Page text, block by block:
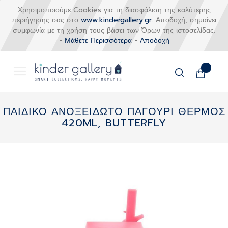
Χρησιμοποιούμε Cookies για τη διασφάλιση της καλύτερης
περιήγησης σας στο www.kindergallery.gr. Αποδοχή, σημαίνει
συμφωνία με τη χρήση τους βάσει των Όρων της ιστοσελίδας.
- Μάθετε Περισσότερα- Αποδοχή
Το
στο
περιεχόμενο
ΠΑΙΔΙΚΟ ΑΝΟΞΕΙΔΩΤΟ ΠΑΓΟΥΡΙ ΘΕΡΜΟΣ
420ML, BUTTERFLY